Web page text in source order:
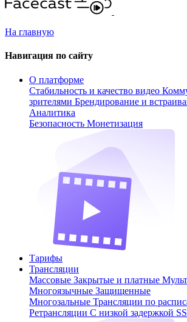
На главную
Навигация по сайту
О платформе
Стабильность и качество видео
зрителями Брендирование и
Аналитика
Безопасность Монетизация
Тарифы
Трансляции
Массовые Закрытые и платные
Многоязычные Защищенные
Многозальные Трансляции по
Ретрансляции С низкой задержкой